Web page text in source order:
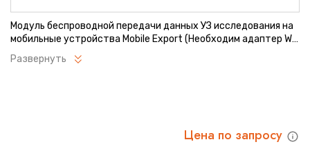
Модуль беспроводной передачи данных УЗ исследования на
мобильные устройства Mobile Export (Необходим адаптер Wi-
Fi, приложение Hello Mom)
Развернуть
Цена по запросу